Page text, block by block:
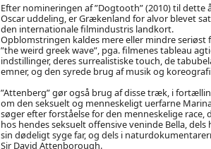
Efter nomineringen af ”Dogtooth” (2010) til dette
Oscar uddeling, er Grækenland for alvor blevet
den internationale filmindustris landkort.
Opblomstringen kaldes mere eller mindre seriøst
”the weird greek wave”, pga. filmenes tableau
indstillinger, deres surrealistiske touch, de
emner, og den syrede brug af musik og
”Attenberg” gør også brug af disse træk, i
om den seksuelt og menneskeligt uerfarne
søger efter forståelse for den menneskelige race,
hos hendes seksuelt offensive veninde Bella, dels
sin dødeligt syge far, og dels i
Sir David Attenborough.